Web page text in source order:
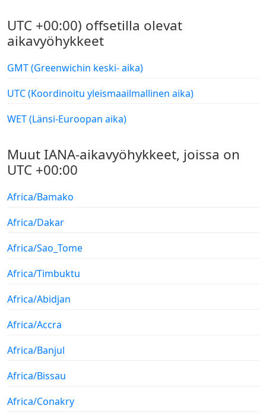
UTC +00:00) offsetilla olevat
aikavyöhykkeet
GMT (Greenwichin keski- aika)
UTC (Koordinoitu yleismaailmallinen aika)
WET (Länsi-Euroopan aika)
Muut IANA-aikavyöhykkeet, joissa on
UTC +00:00
Africa/Bamako
Africa/Dakar
Africa/Sao_Tome
Africa/Timbuktu
Africa/Abidjan
Africa/Accra
Africa/Banjul
Africa/Bissau
Africa/Conakry